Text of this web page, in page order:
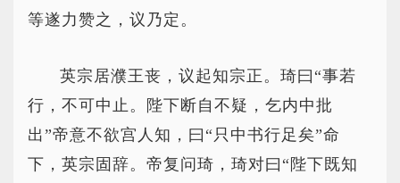
等遂力赞之，议乃定。
英宗居濮王丧，议起知宗正。琦曰“事若
行，不可中止。陛下断自不疑，乞内中批
出”帝意不欲宫人知，曰“只中书行足矣”命
下，英宗固辞。帝复问琦，琦对曰“陛下既知